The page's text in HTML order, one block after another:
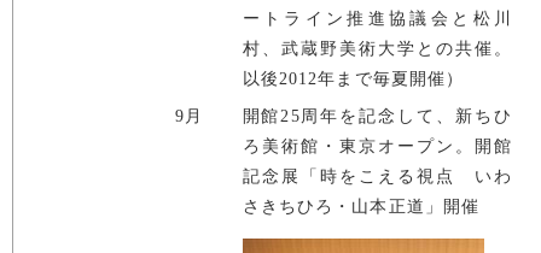
ートライン推進協議会と松川
村、武蔵野美術大学との共催。
以後2012年まで毎夏開催）
9月
開館25周年を記念して、新ちひ
ろ美術館・東京オープン。開館
記念展「時をこえる視点 いわ
さきちひろ・山本正道」開催